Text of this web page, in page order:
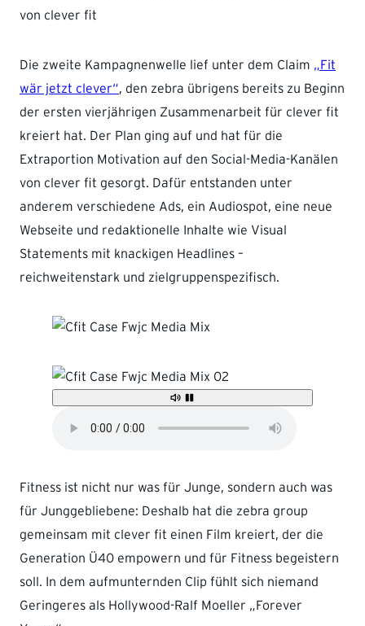
von clever fit
Die zweite Kampagnenwelle lief unter dem Claim „Fit
wär jetzt clever“, den zebra übrigens bereits zu Beginn
der ersten vierjährigen Zusammenarbeit für clever fit
kreiert hat. Der Plan ging auf und hat für die
Extraportion Motivation auf den Social-Media-Kanälen
von clever fit gesorgt. Dafür entstanden unter
anderem verschiedene Ads, ein Audiospot, eine neue
Webseite und redaktionelle Inhalte wie Visual
Statements mit knackigen Headlines –
reichweitenstark und zielgruppenspezifisch.
Fitness ist nicht nur was für Junge, sondern auch was
für Junggebliebene: Deshalb hat die zebra group
gemeinsam mit clever fit einen Film kreiert, der die
Generation Ü40 empowern und für Fitness begeistern
soll. In dem aufmunternden Clip fühlt sich niemand
Geringeres als Hollywood-Ralf Moeller „Forever